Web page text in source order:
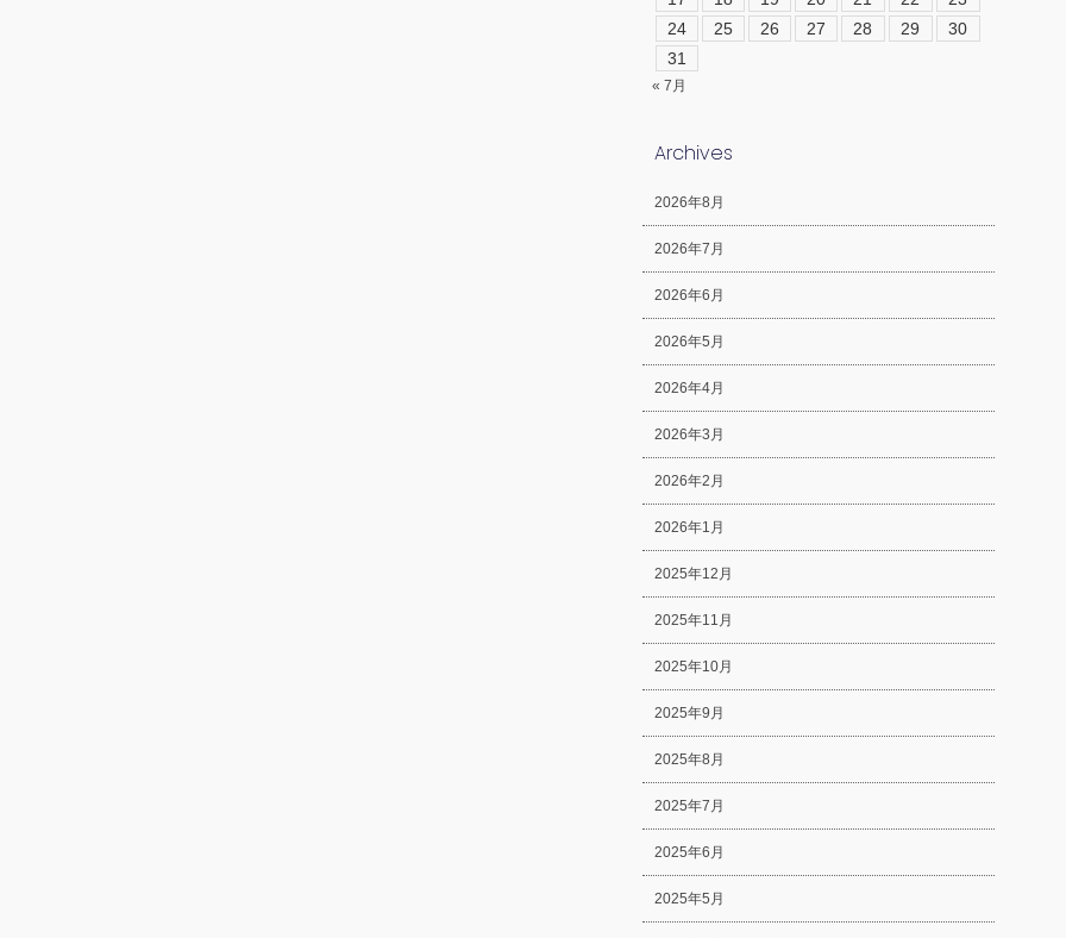
24
25 26 27 28 29
30
31
« 7月
Archives
2026年8月
2026年7月
2026年6月
2026年5月
2026年4月
2026年3月
2026年2月
2026年1月
2025年12月
2025年11月
2025年10月
2025年9月
2025年8月
2025年7月
2025年6月
2025年5月